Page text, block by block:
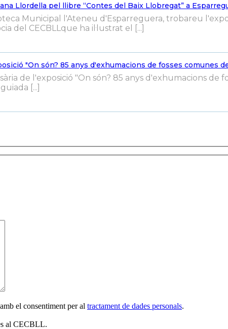
Llordella pel llibre “Contes del Baix Llobregat” a
Municipal l'Ateneu d'Esparreguera, trobareu
del CECBLLque ha il·lustrat el [...]
"On són? 85 anys d'exhumacions de fosses comunes
de l'exposició "On són? 85 anys d'exhumacions de
[...]
el consentiment per al tractament de dades personals.
al CECBLL.